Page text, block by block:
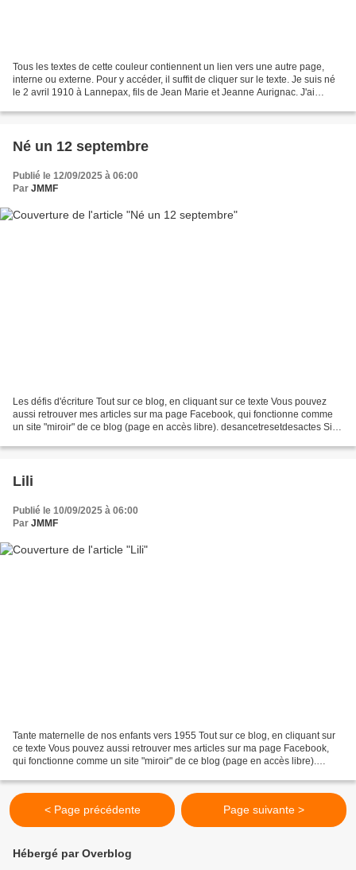
Tous les textes de cette couleur contiennent un lien vers une autre page,
interne ou externe. Pour y accéder, il suffit de cliquer sur le texte. Je suis né
le 2 avril 1910 à Lannepax, fils de Jean Marie et Jeanne Aurignac. J'ai
Né un 12 septembre
Publié le 12/09/2025 à 06:00
Par JMMF
Les défis d'écriture Tout sur ce blog, en cliquant sur ce texte Vous pouvez
aussi retrouver mes articles sur ma page Facebook, qui fonctionne comme
un site "miroir" de ce blog (page en accès libre). desancetresetdesactes Si
Lili
Publié le 10/09/2025 à 06:00
Par JMMF
Tante maternelle de nos enfants vers 1955 Tout sur ce blog, en cliquant sur
ce texte Vous pouvez aussi retrouver mes articles sur ma page Facebook,
qui fonctionne comme un site "miroir" de ce blog (page en accès libre).
< Page précédente Page suivante >
Hébergé par Overblog